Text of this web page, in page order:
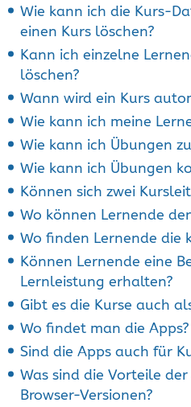
Wie kann ich die Kurs-
einen Kurs löschen?
Kann ich einzelne
löschen?
Wann wird ein Kurs
Wie kann ich meine
Wie kann ich Übungen
Wie kann ich Übungen
Können sich zwei
Wo können Lernende
Wo finden Lernende die
Können Lernende eine
Lernleistung erhalten?
Gibt es die Kurse auch
Wo findet man die Apps?
Sind die Apps auch für
Was sind die Vorteile
Browser-Versionen?